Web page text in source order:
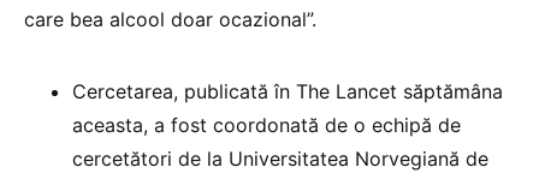
care bea alcool doar ocazional”.
Cercetarea, publicată în The Lancet săptămâna
aceasta, a fost coordonată de o echipă de
cercetători de la Universitatea Norvegiană de